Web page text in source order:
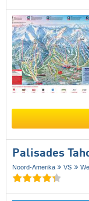
Palisades
Noord-Amerika VS